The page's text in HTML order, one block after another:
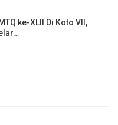
ke-XLII Di Koto VII,